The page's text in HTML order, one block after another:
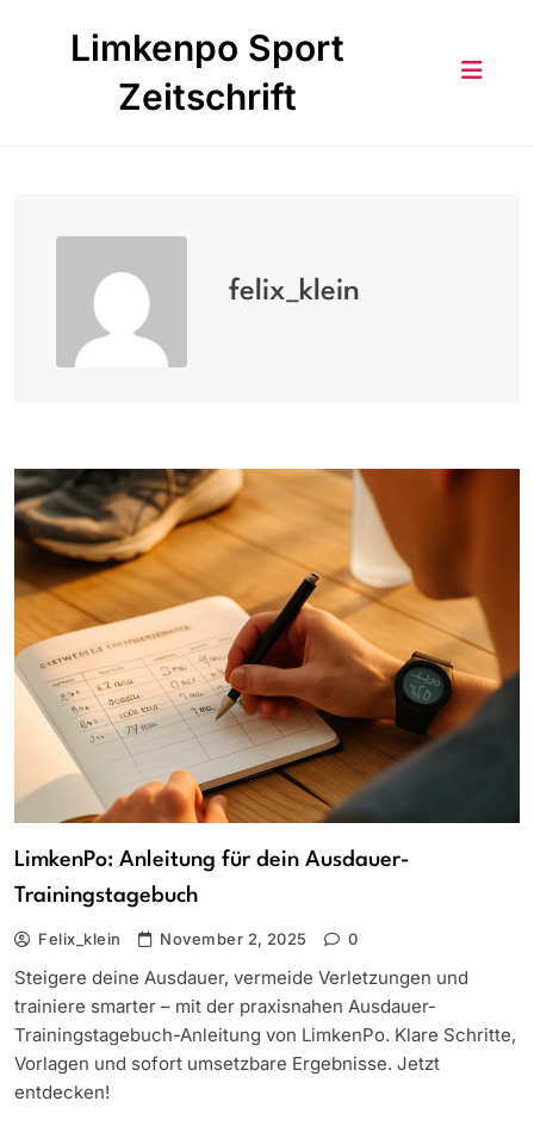
Limkenpo Sport
Zeitschrift
felix_klein
LimkenPo: Anleitung für dein Ausdauer-
Trainingstagebuch
Felix_klein November 2, 2025 0
Steigere deine Ausdauer, vermeide Verletzungen und
trainiere smarter – mit der praxisnahen Ausdauer-
Trainingstagebuch-Anleitung von LimkenPo. Klare Schritte,
Vorlagen und sofort umsetzbare Ergebnisse. Jetzt
entdecken!